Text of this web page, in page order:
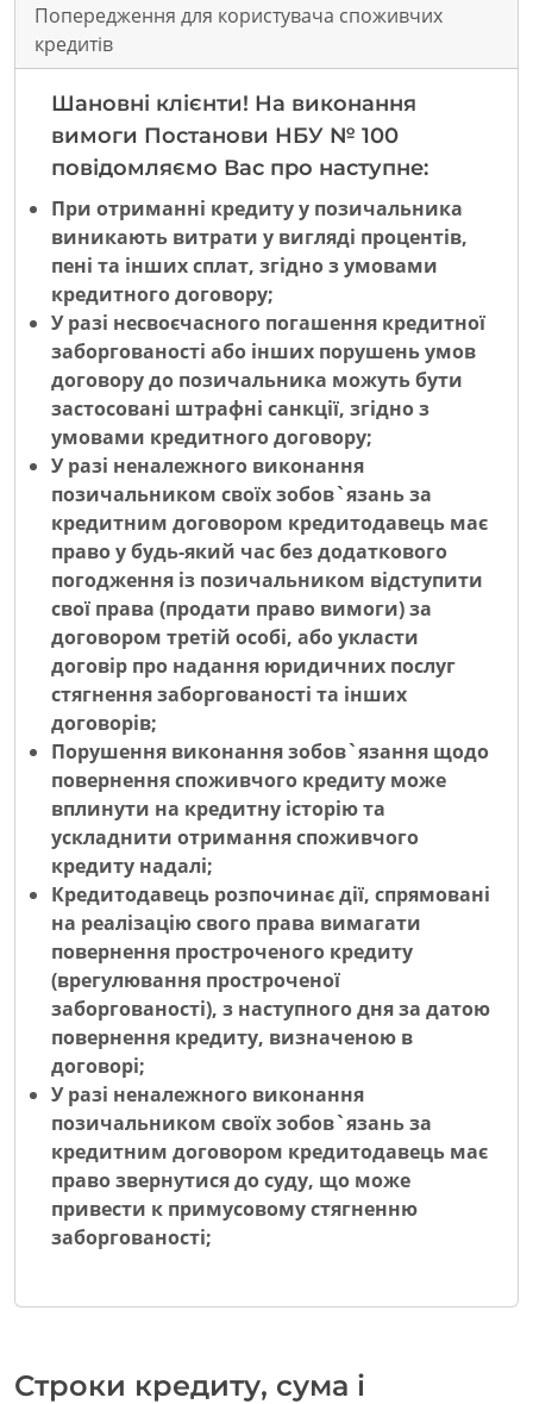
Попередження для користувача споживчих
кредитів
Шановні клієнти! На виконання
вимоги Постанови НБУ № 100
повідомляємо Вас про наступне:
При отриманні кредиту у позичальника
виникають витрати у вигляді процентів,
пені та інших сплат, згідно з умовами
кредитного договору;
У разі несвоєчасного погашення кредитної
заборгованості або інших порушень умов
договору до позичальника можуть бути
застосовані штрафні санкції, згідно з
умовами кредитного договору;
У разі неналежного виконання
позичальником своїх зобов`язань за
кредитним договором кредитодавець має
право у будь-який час без додаткового
погодження із позичальником відступити
свої права (продати право вимоги) за
договором третій особі, або укласти
договір про надання юридичних послуг
стягнення заборгованості та інших
договорів;
Порушення виконання зобов`язання щодо
повернення споживчого кредиту може
вплинути на кредитну історію та
ускладнити отримання споживчого
кредиту надалі;
Кредитодавець розпочинає дії, спрямовані
на реалізацію свого права вимагати
повернення простроченого кредиту
(врегулювання простроченої
заборгованості), з наступного дня за датою
повернення кредиту, визначеною в
договорі;
У разі неналежного виконання
позичальником своїх зобов`язань за
кредитним договором кредитодавець має
право звернутися до суду, що може
привести к примусовому стягненню
заборгованості;
Строки кредиту, сума і